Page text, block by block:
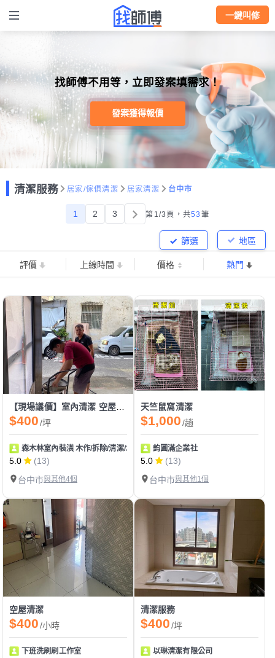
一鍵叫修
找師傅不用等，立即發案填需求！
發案獲得報價
清潔服務 居家/傢俱清潔 居家清潔 台中市
1 2 3 第1/3頁， 共53 筆
地區
篩選
評價 上線時間 價格 熱門
【現場議價】室內清潔 空屋清潔
$400/坪
森木林室內裝潢 木作/拆除/清潔/水電
5.0
(13)
台中市與其他4個
天竺鼠窩清潔
$1,000/趟
鈞圓滿企業社
5.0
(13)
台中市與其他1個
空屋清潔
$400/小時
下班洗刷刷工作室
清潔服務
$400/坪
以琳清潔有限公司